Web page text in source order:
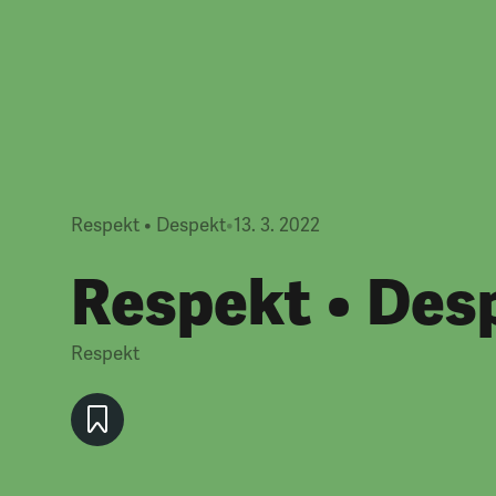
Respekt • Despekt•13. 3. 2022
Respekt •
Respekt